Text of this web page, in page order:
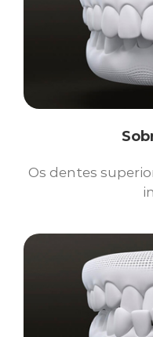
Os dentes